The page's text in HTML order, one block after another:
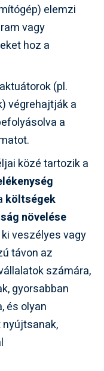
elemzi
vagy
hoz a
(pl.
végrehajtják a
a
közé tartozik a
költségek
növelése
veszélyes vagy
távon az
számára,
gyorsabban
és olyan